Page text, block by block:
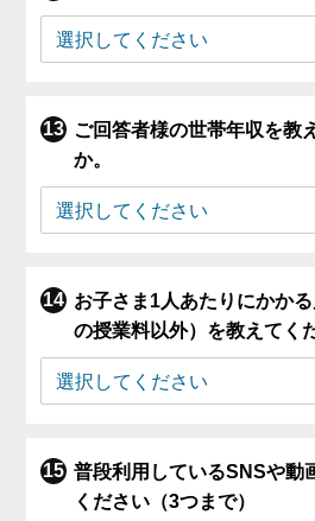
ご回答者様の世帯年収を教
か。
お子さま1人あたりにかか
の授業料以外）を教えてく
普段利用しているSNSや動
ください（3つまで）